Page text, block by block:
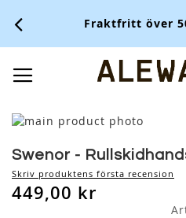
Fraktfritt över
Skip
the
end
of
the
to
the
beginning
of
Swenor -
Skriv produktens första recension
449,00 kr